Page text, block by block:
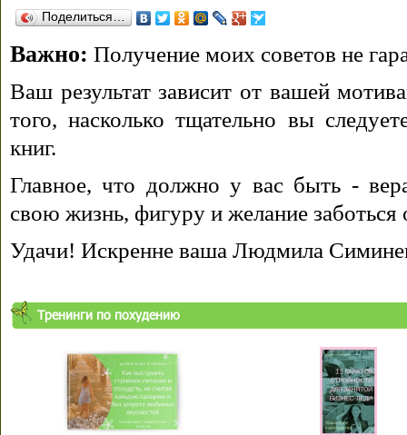
Поделиться…
Важно: Получение моих советов не
Ваш результат зависит от вашей
того, насколько тщательно вы
книг.
Главное, что должно у вас быть -
свою жизнь, фигуру и желание заботься
Удачи! Искренне ваша Людмила
Тренинги по похудению